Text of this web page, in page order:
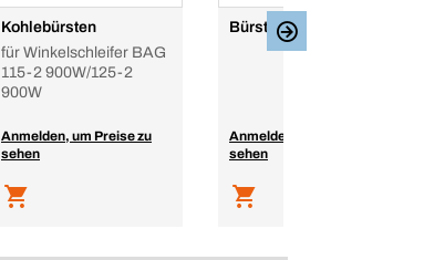
Kohlebürsten
für Winkelschleifer BAG
115-2 900W/125-2
900W
Anmelden, um Preise zu
sehen
Bürste BAG 230-1 CLB
Anmelden, um Preise zu
sehen